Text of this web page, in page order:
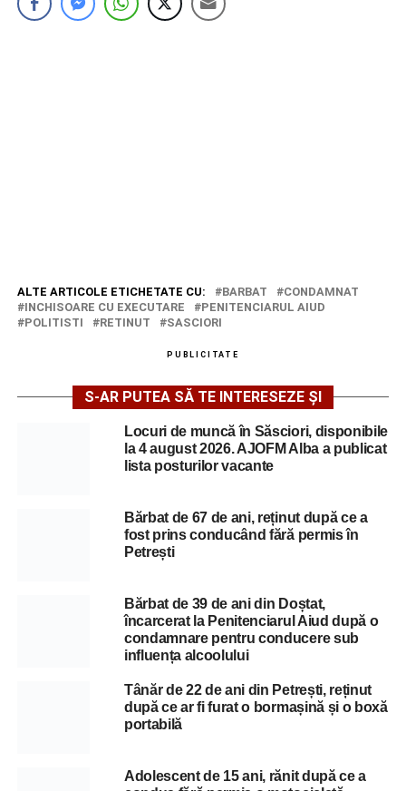
ALTE ARTICOLE ETICHETATE CU: BARBAT
CONDAMNAT
INCHISOARE CU EXECUTARE
PENITENCIARUL AIUD
POLITISTI
RETINUT SASCIORI
PUBLICITATE
S-AR PUTEA SĂ TE INTERESEZE ȘI
Locuri de muncă în Săsciori, disponibile
la 4 august 2026. AJOFM Alba a publicat
lista posturilor vacante
Bărbat de 67 de ani, reținut după ce a
fost prins conducând fără permis în
Petrești
Bărbat de 39 de ani din Doștat,
încarcerat la Penitenciarul Aiud după o
condamnare pentru conducere sub
influența alcoolului
Tânăr de 22 de ani din Petrești, reținut
după ce ar fi furat o bormașină și o boxă
portabilă
Adolescent de 15 ani, rănit după ce a